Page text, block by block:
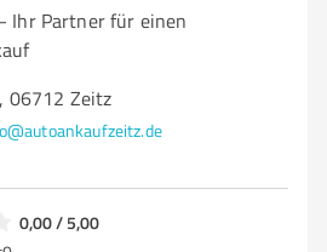
Ihr Partner für einen
06712 Zeitz
0,00 / 5,00